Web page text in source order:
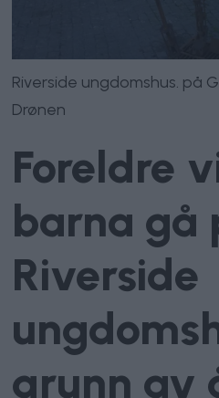
Riverside ungdomshus. på
Drønen
Foreldre
barna gå
Riverside
grunn av